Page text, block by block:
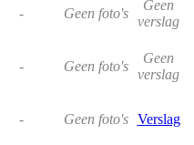
- Geen foto's
Geen
verslag
- Geen foto's
Geen
verslag
- Geen foto's Verslag